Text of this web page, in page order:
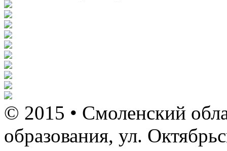
© 2015 • Смоленский
образования, ул.